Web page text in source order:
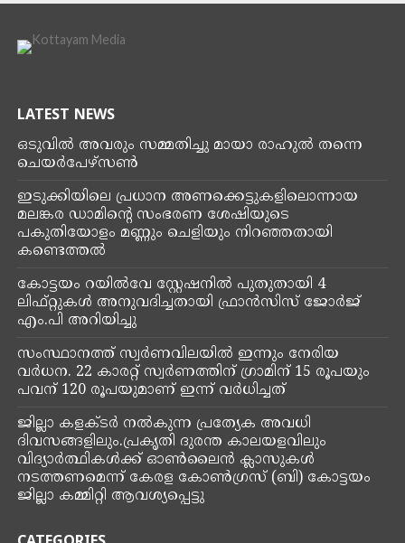
LATEST NEWS
ഒടുവിൽ അവരും സമ്മതിച്ചു മായാ രാഹുൽ തന്നെ
ചെയർപേഴ്‌സൺ
ഇടുക്കിയിലെ പ്രധാന അണക്കെട്ടുകളിലൊന്നായ
മലങ്കര ഡാമിന്‍റെ സംഭരണ ശേഷിയുടെ
പകുതിയോളം മണ്ണും ചെളിയും നിറഞ്ഞതായി
കണ്ടെത്തൽ
കോട്ടയം റയിൽവേ സ്റ്റേഷനിൽ പുതുതായി 4
ലിഫ്റ്റുകൾ അനുവദിച്ചതായി ഫ്രാൻസിസ് ജോർജ്
എം.പി അറിയിച്ചു
സംസ്ഥാനത്ത് സ്വർണവിലയിൽ ഇന്നും നേരിയ
വർധന. 22 കാരറ്റ് സ്വർണത്തിന് ഗ്രാമിന് 15 രൂപയും
പവന് 120 രൂപയുമാണ് ഇന്ന് വർധിച്ചത്
ജില്ലാ കളക്ടർ നൽകുന്ന പ്രത്യേക അവധി
ദിവസങ്ങളിലും.പ്രകൃതി ദുരന്ത കാലയളവിലും
വിദ്യാർത്ഥികൾക്ക് ഓൺലൈൻ ക്ലാസുകൾ
നടത്തണമെന്ന് കേരള കോൺഗ്രസ് (ബി) കോട്ടയം
ജില്ലാ കമ്മിറ്റി ആവശ്യപ്പെട്ടു